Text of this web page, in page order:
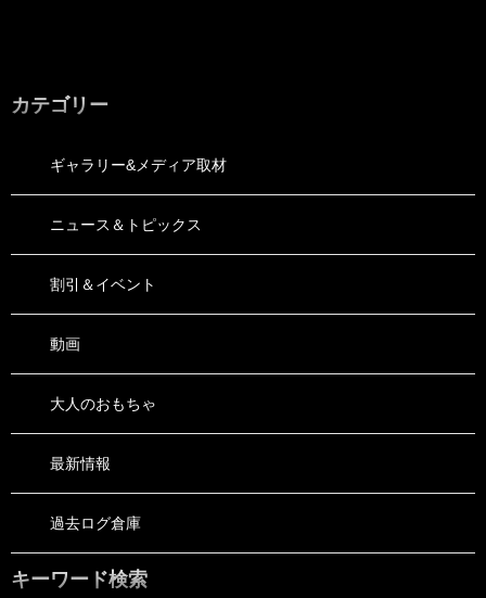
カテゴリー
ギャラリー&メディア取材
ニュース＆トピックス
割引＆イベント
動画
大人のおもちゃ
最新情報
過去ログ倉庫
キーワード検索